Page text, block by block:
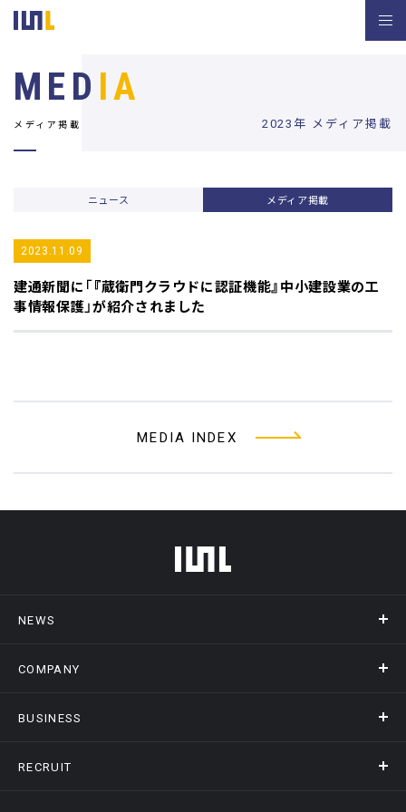
2023年 メディア掲載
MED IA
メディア掲載
ニュース メディア掲載
2023.11.09
建通新聞に「『蔵衛門クラウドに認証機能』中小建設業の工
事情報保護」が紹介されました
MEDIA INDEX
フッターメニュー
NEWS
ニュース
COMPANY
会社概要
BUSINESS
事業情報トップ
RECRUIT